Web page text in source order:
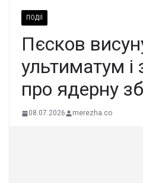
ПОДІЇ
Пєсков
ультиматум і
про ядерну
08.07.2026 merezha.co